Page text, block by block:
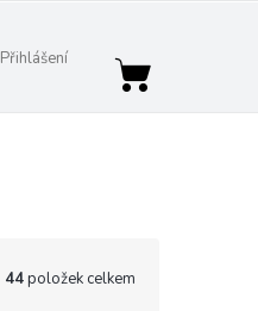
Přihlášení
Nákupní
44položek celkem